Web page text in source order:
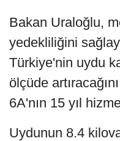
Bakan Uraloğlu,
yedekliliğini
Türkiye'nin uydu
ölçüde
6A'nın 15 yıl
Uydunun 8.4